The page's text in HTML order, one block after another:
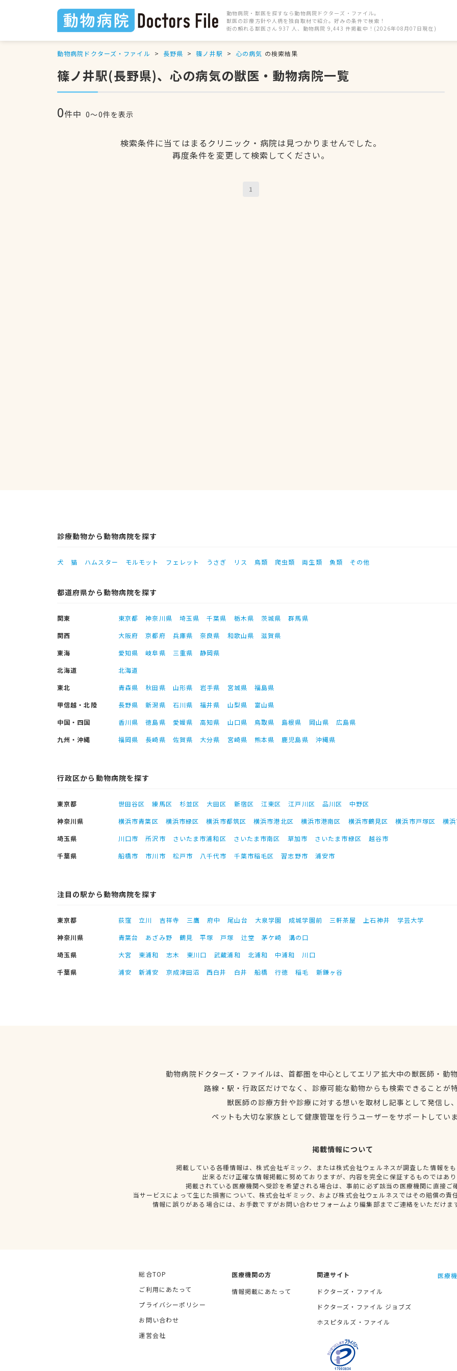
動物病院・獣医を探すなら動物病院ドクターズ・ファイル。
獣医の診療方針や人柄を独自取材で紹介。好みの条件で検索！
街の頼れる獣医さん 937 人、動物病院 9,443 件掲載中！(2026年08月07日現在)
動物病院ドクターズ・ファイル 長野県 篠ノ井駅 心の病気 の検索結果
篠ノ井駅(長野県)、心の病気の獣医・動物病院一覧
0件中 0〜0件を表示
検索条件に当てはまるクリニック・病院は見つかりませんでした。
再度条件を変更して検索してください。
1
診療動物から動物病院を探す
犬 猫 ハムスター モルモット フェレット うさぎ リス 鳥類 爬虫類 両生類 魚類 その他
都道府県から動物病院を探す
関東 東京都 神奈川県 埼玉県 千葉県 栃木県 茨城県
群馬県
関西
大阪府 京都府 兵庫県 奈良県 和歌山県
滋賀県
東海
愛知県 岐阜県 三重県
静岡県
北海道
北海道
東北
青森県 秋田県 山形県 岩手県 宮城県
福島県
甲信越・北陸
長野県 新潟県 石川県 福井県 山梨県
富山県
中国・四国
香川県 徳島県 愛媛県 高知県 山口県 鳥取県 島根県 岡山県
広島県
九州・沖縄
福岡県 長崎県 佐賀県 大分県 宮崎県 熊本県 鹿児島県 沖縄県
行政区から動物病院を探す
東京都 世田谷区 練馬区 杉並区 大田区 新宿区 江東区 江戸川区 品川区
中野区
神奈川県
横浜市青葉区 横浜市緑区 横浜市都筑区 横浜市港北区 横浜市港南区 横浜市鶴見区 横浜市戸塚区
横
埼玉県
川口市 所沢市 さいたま市浦和区 さいたま市南区 草加市 さいたま市緑区
越谷市
千葉県
船橋市 市川市 松戸市 八千代市 千葉市稲毛区 習志野市 浦安市
注目の駅から動物病院を探す
東京都 荻窪 立川 吉祥寺 三鷹 府中 尾山台 大泉学園 成城学園前 三軒茶屋 上石神井
学芸大学
神奈川県
青葉台 あざみ野 鶴見 平塚 戸塚 辻堂 茅ケ崎
溝の口
埼玉県
大宮 東浦和 志木 東川口 武蔵浦和 北浦和 中浦和
川口
千葉県
浦安 新浦安 京成津田沼 西白井 白井 船橋 行徳 稲毛 新鎌ヶ谷
動物病院ドクターズ・ファイルは、首都圏を中心としてエリア拡大中の獣医師・動
路線・駅・行政区だけでなく、診療可能な動物からも検索できることが
獣医師の診療方針や診療に対する想いを取材し記事として発信し
ペットも大切な家族として健康管理を行うユーザーをサポートしてい
掲載情報について
掲載している各種情報は、株式会社ギミック、または株式会社ウェルネスが調査した情報を
出来るだけ正確な情報掲載に努めておりますが、内容を完全に保証するものではあ
掲載されている医療機関へ受診を希望される場合は、事前に必ず該当の医療機関に直接ご
当サービスによって生じた損害について、株式会社ギミック、および株式会社ウェルネスではその賠償の責
情報に誤りがある場合には、お手数ですがお問い合わせフォームより編集部までご連絡をいただけま
総合TOP
ご利用にあたって
プライバシーポリシー
お問い合わせ
運営会社
医療機関の方
情報掲載にあたって
関連サイト
ドクターズ・ファイル
ドクターズ・ファイル ジョブズ
ホスピタルズ・ファイル
医療